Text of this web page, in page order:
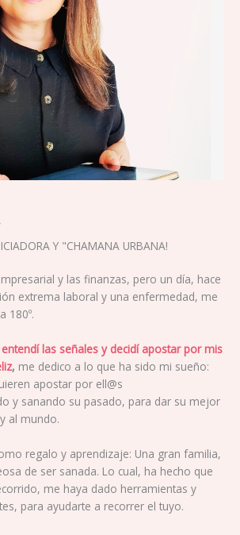
Y "CHAMANA URBANA!
y las finanzas, pero un día, hace
extrema laboral y una enfermedad, me
180º.
las señales y decidí apostar por mis
, me dedico a lo que ha sido mi sueño:
apostar por ell@s
y sanando su pasado, para dar su mejor
al mundo.
regalo y aprendizaje: Una gran familia,
de ser sanada. Lo cual, ha hecho que
me haya dado herramientas y
para ayudarte a recorrer el tuyo.